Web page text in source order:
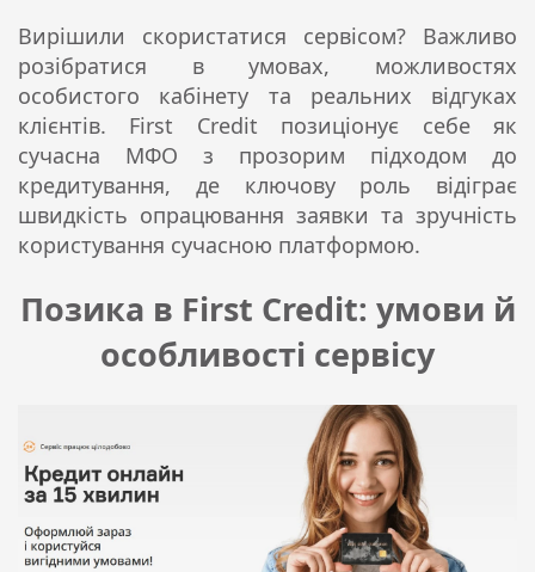
Вирішили скористатися сервісом? Важливо
розібратися в умовах, можливостях
особистого кабінету та реальних відгуках
клієнтів. First Credit позиціонує себе як
сучасна МФО з прозорим підходом до
кредитування, де ключову роль відіграє
швидкість опрацювання заявки та зручність
користування сучасною платформою.
Позика в First Credit: умови й
особливості сервісу